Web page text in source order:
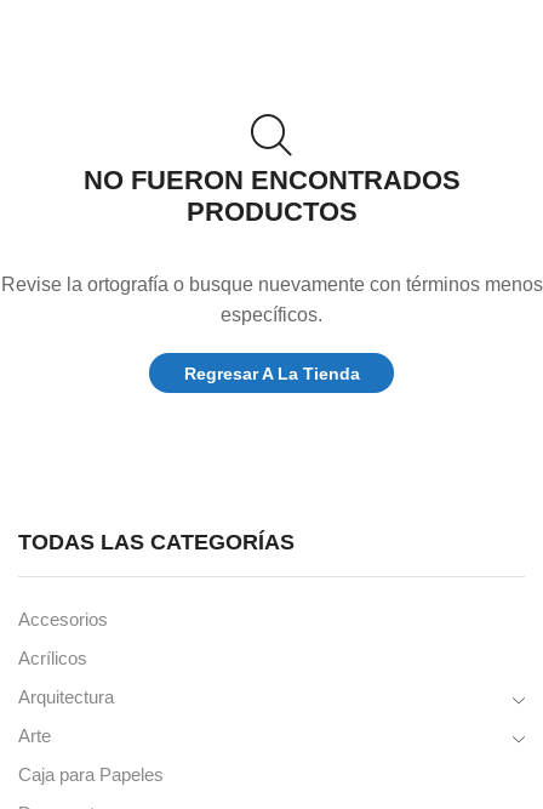
NO FUERON ENCONTRADOS
PRODUCTOS
Revise la ortografía o busque nuevamente con términos menos
específicos.
Regresar A La Tienda
TODAS LAS CATEGORÍAS
Accesorios
Acrílicos
Arquitectura
Arte
Caja para Papeles